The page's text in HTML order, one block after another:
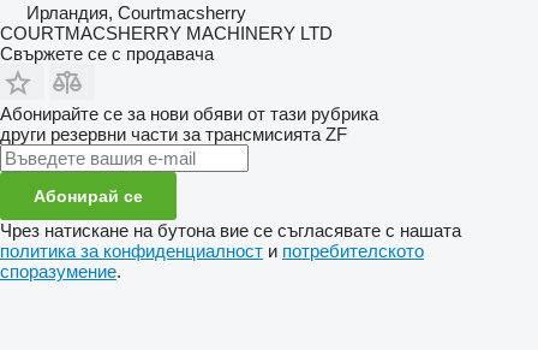
Ирландия, Courtmacsherry
COURTMACSHERRY MACHINERY LTD
Свържете се с продавача
Абонирайте се за нови обяви от тази рубрика
други резервни части за трансмисията ZF
Абонирай се
Чрез натискане на бутона вие се съгласявате с нашата
политика за конфиденциалност и потребителското
споразумение.